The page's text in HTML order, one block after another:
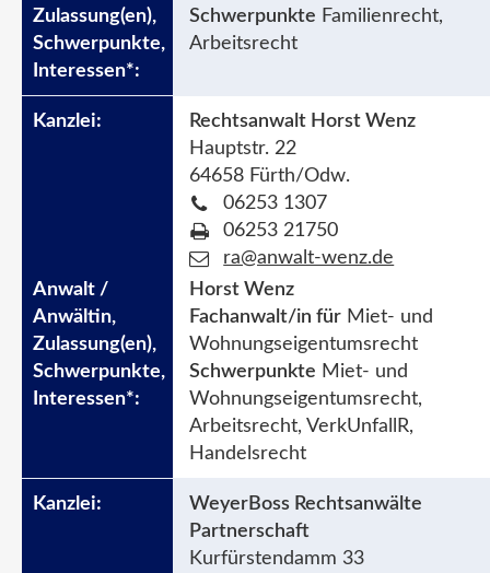
Schwerpunkte Familienrecht,
Arbeitsrecht
Rechtsanwalt Horst Wenz
Hauptstr. 22
64658 Fürth/Odw.
06253 1307
06253 21750
ra@anwalt-wenz.de
Horst Wenz
Fachanwalt/in für Miet- und
Wohnungseigentumsrecht
Schwerpunkte Miet- und
Wohnungseigentumsrecht,
Arbeitsrecht, VerkUnfallR,
Handelsrecht
WeyerBoss Rechtsanwälte
Partnerschaft
Kurfürstendamm 33